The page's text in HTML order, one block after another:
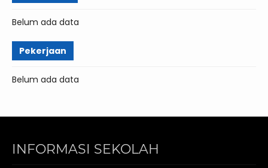
Belum ada data
Pekerjaan
Belum ada data
INFORMASI SEKOLAH